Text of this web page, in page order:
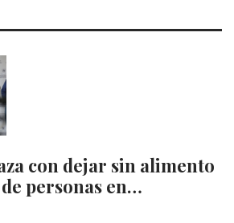
con dejar sin alimento
personas en…